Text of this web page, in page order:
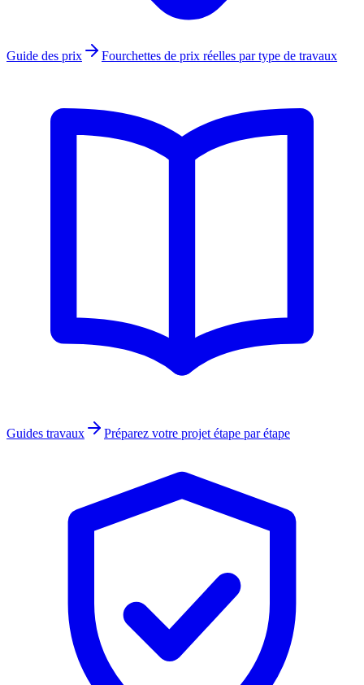
Guide des prix Fourchettes de prix réelles par type de travaux
Guides travaux Préparez votre projet étape par étape